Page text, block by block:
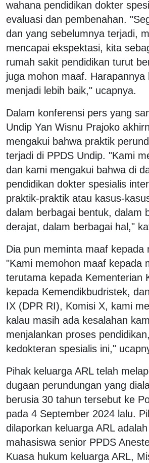
wahana pendidikan dokter
evaluasi dan pembenahan.
dan yang sebelumnya terjadi,
mencapai ekspektasi, kita
rumah sakit pendidikan turut
juga mohon maaf. Harapannya
menjadi lebih baik," ucapnya.
Dalam konferensi pers yang
Undip Yan Wisnu Prajoko
mengakui bahwa praktik
terjadi di PPDS Undip. "Kami
dan kami mengakui bahwa di
pendidikan dokter spesialis
praktik-praktik atau kasus-
dalam berbagai bentuk, dalam
derajat, dalam berbagai hal,"
Dia pun meminta maaf kepada
"Kami memohon maaf kepada
terutama kepada Kementerian
kepada Kemendikbudristek,
IX (DPR RI), Komisi X, kami
kalau masih ada kesalahan
menjalankan proses
kedokteran spesialis ini,"
Pihak keluarga ARL telah
dugaan perundungan yang
berusia 30 tahun tersebut ke
pada 4 September 2024 lalu.
dilaporkan keluarga ARL
mahasiswa senior PPDS
Kuasa hukum keluarga ARL,